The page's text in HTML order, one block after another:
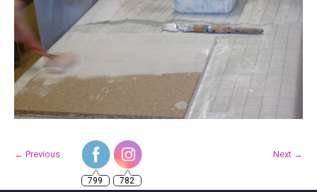
← Previous Next →
799 782